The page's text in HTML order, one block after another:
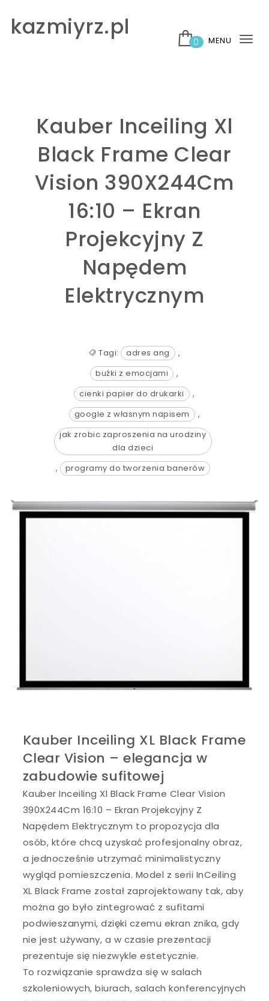
kazmiyrz.pl
0 MENU
Kauber Inceiling Xl
Black Frame Clear
Vision 390X244Cm
16:10 – Ekran
Projekcyjny Z
Napędem
Elektrycznym
Tagi: adres ang
,
buźki z emocjami
,
cienki papier do drukarki
,
google z własnym napisem
,
jak zrobic zaproszenia na urodziny
dla dzieci
,
programy do tworzenia banerów
Kauber Inceiling XL Black Frame
Clear Vision – elegancja w
zabudowie sufitowej
Kauber Inceiling Xl Black Frame Clear Vision
390X244Cm 16:10 – Ekran Projekcyjny Z
Napędem Elektrycznym to propozycja dla
osób, które chcą uzyskać profesjonalny obraz,
a jednocześnie utrzymać minimalistyczny
wygląd pomieszczenia. Model z serii InCeiling
XL Black Frame został zaprojektowany tak, aby
można go było zintegrować z sufitami
podwieszanymi, dzięki czemu ekran znika, gdy
nie jest używany, a w czasie prezentacji
prezentuje się niezwykle estetycznie.
To rozwiązanie sprawdza się w salach
szkoleniowych, biurach, salach konferencyjnych